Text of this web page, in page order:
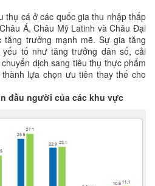
thụ cá ở các quốc gia thu nhập thấp
Á, Châu Mỹ Latinh và Châu Đại
tăng trưởng mạnh mẽ. Sự gia tăng
tố như tăng trưởng dân số, cải
dịch sang tiêu thụ thực phẩm
lựa chọn ưu tiên thay thế cho
đầu người của các khu vực